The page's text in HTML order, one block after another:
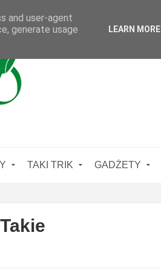
TAKI TRIK GADŻETY
and user-agent
generate usage
LEARN MORE